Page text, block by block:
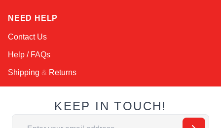
NEED HELP
Contact Us
Help / FAQs
Shipping & Returns
KEEP IN TOUCH!
Email Address